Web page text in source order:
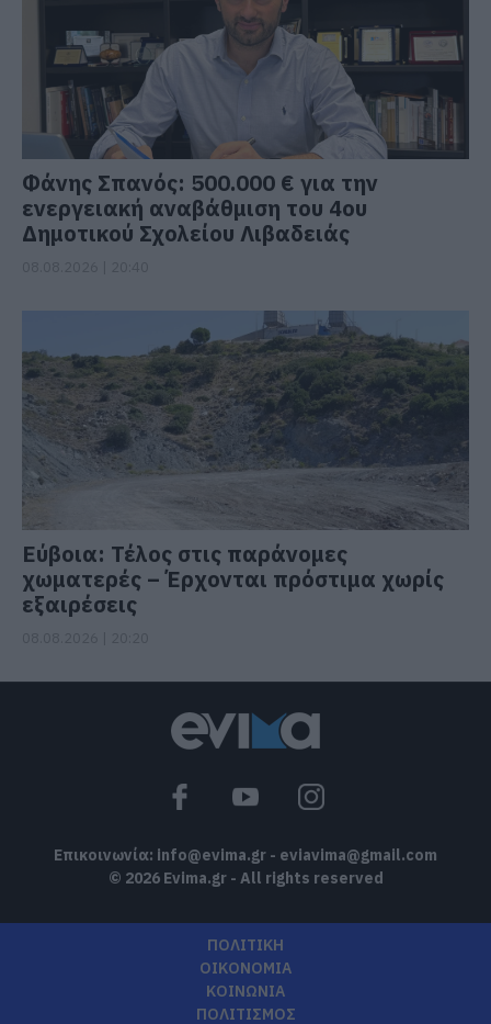
Φάνης Σπανός: 500.000 € για την
ενεργειακή αναβάθμιση του 4ου
Δημοτικού Σχολείου Λιβαδειάς
Εύβοια: Τέλος στις παράνομες
χωματερές – Έρχονται πρόστιμα χωρίς
εξαιρέσεις
Επικοινωνία: info@evima.gr - eviavima@gmail.com
© 2026 Evima.gr - All rights reserved
ΠΟΛΙΤΙΚΗ
ΟΙΚΟΝΟΜΙΑ
ΚΟΙΝΩΝΙΑ
ΠΟΛΙΤΙΣΜΟΣ